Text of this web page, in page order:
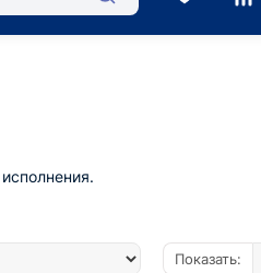
Показать: